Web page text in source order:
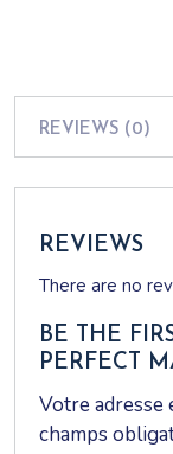
REVIEWS (0)
REVIEWS
There are no
BE THE
PERFECT
Votre adresse
champs